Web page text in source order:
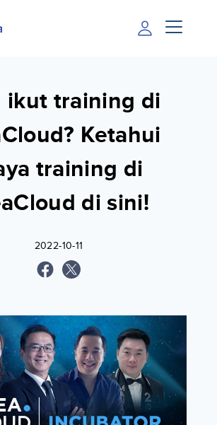
ikut training di
Ketahui
training di
di sini!
2022-10-11